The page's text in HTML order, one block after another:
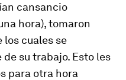
cansancio
hora), tomaron
los cuales se
su trabajo. Esto les
para otra hora